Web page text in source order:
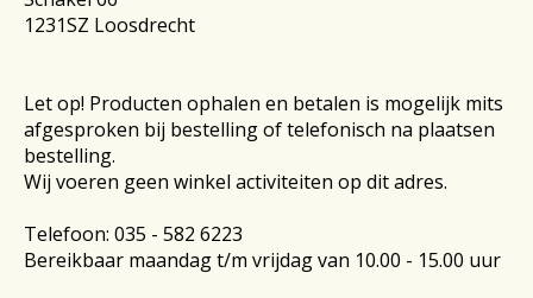
1231SZ Loosdrecht
Let op! Producten ophalen en betalen is mogelijk mits
afgesproken bij bestelling of telefonisch na plaatsen
bestelling.
Wij voeren geen winkel activiteiten op dit adres.
Telefoon: 035 - 582 6223
Bereikbaar maandag t/m vrijdag van 10.00 - 15.00 uur